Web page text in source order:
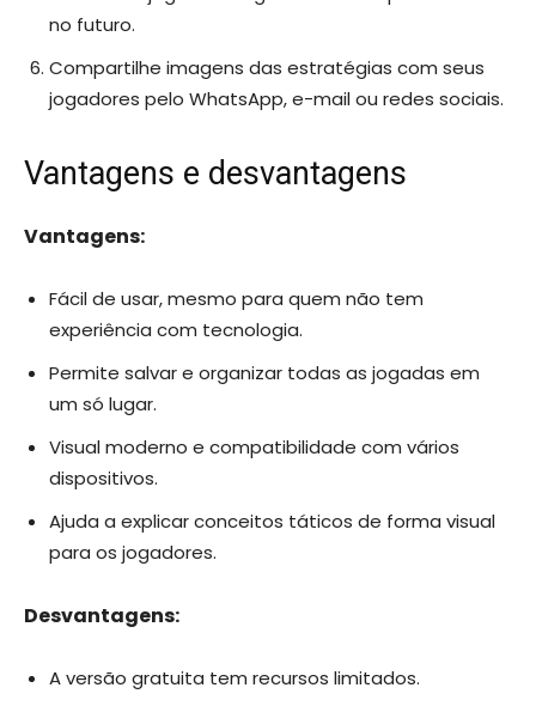
no futuro.
Compartilhe imagens das estratégias com seus
jogadores pelo WhatsApp, e-mail ou redes sociais.
Vantagens e desvantagens
Vantagens:
Fácil de usar, mesmo para quem não tem
experiência com tecnologia.
Permite salvar e organizar todas as jogadas em
um só lugar.
Visual moderno e compatibilidade com vários
dispositivos.
Ajuda a explicar conceitos táticos de forma visual
para os jogadores.
Desvantagens:
A versão gratuita tem recursos limitados.